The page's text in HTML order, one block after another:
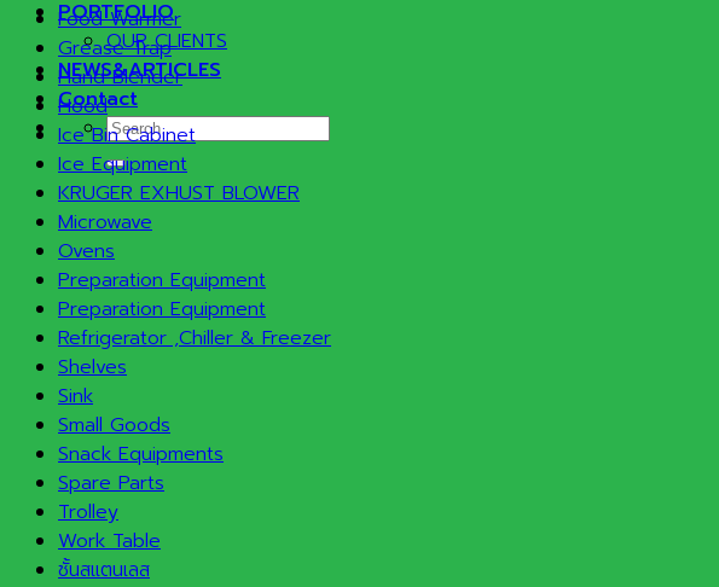
PORTFOLIO
OUR CLIENTS
NEWS&ARTICLES
Contact
Search
for:
Food Warmer
Grease Trap
Hand Blender
Hood
Ice Bin Cabinet
Ice Equipment
KRUGER EXHUST BLOWER
Microwave
Ovens
Preparation Equipment
Preparation Equipment
Refrigerator ,Chiller & Freezer
Shelves
Sink
Small Goods
Snack Equipments
Spare Parts
Trolley
Work Table
ชั้นสแตนเลส